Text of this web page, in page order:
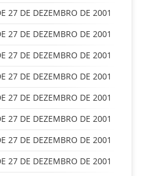
27 DE DEZEMBRO DE 2001
27 DE DEZEMBRO DE 2001
27 DE DEZEMBRO DE 2001
27 DE DEZEMBRO DE 2001
27 DE DEZEMBRO DE 2001
27 DE DEZEMBRO DE 2001
27 DE DEZEMBRO DE 2001
27 DE DEZEMBRO DE 2001